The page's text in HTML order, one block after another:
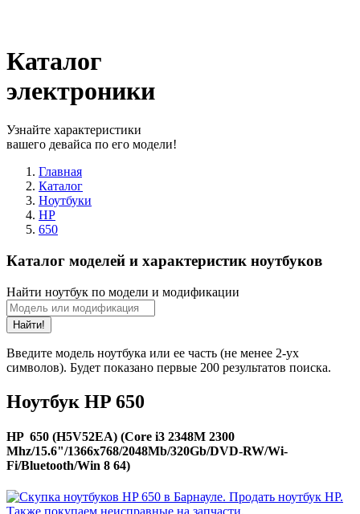
Каталог
электроники
Узнайте характеристики
вашего девайса по его модели!
Главная
Каталог
Ноутбуки
HP
650
Каталог моделей и характеристик ноутбуков
Найти ноутбук по модели и модификации
Найти!
Введите модель ноутбука или ее часть (не менее 2-ух
символов). Будет показано первые 200 результатов поиска.
Ноутбук HP 650
HP 650 (H5V52EA) (Core i3 2348M 2300
Mhz/15.6"/1366x768/2048Mb/320Gb/DVD-RW/Wi-
Fi/Bluetooth/Win 8 64)